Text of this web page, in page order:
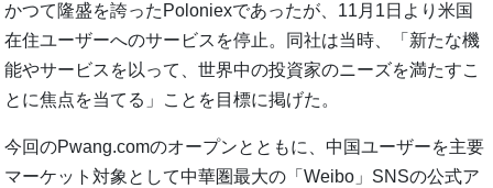
かつて隆盛を誇ったPoloniexであったが、11月1日より米国
在住ユーザーへのサービスを停止。同社は当時、「新たな機
能やサービスを以って、世界中の投資家のニーズを満たすこ
とに焦点を当てる」ことを目標に掲げた。
今回のPwang.comのオープンとともに、中国ユーザーを主要
マーケット対象として中華圏最大の「Weibo」SNSの公式ア